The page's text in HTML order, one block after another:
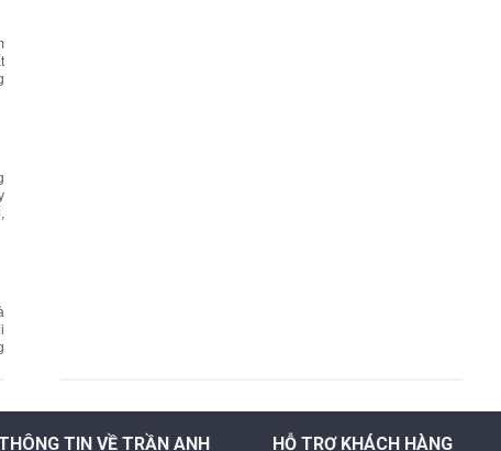
TIN VỀ TRẦN ANH HỖ TRỢ KHÁCH HÀNG